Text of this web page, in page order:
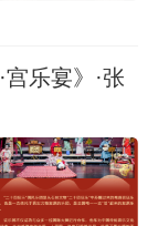
乐宴》·张